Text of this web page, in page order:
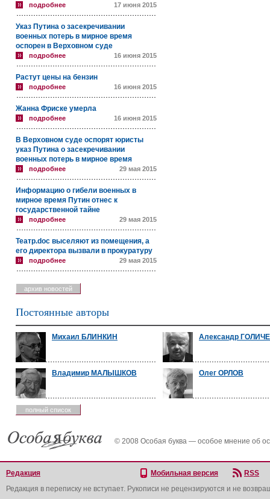
подробнее 17 июня 2015
Указ Путина о засекречивании
военных потерь в мирное время
оспорен в Верховном суде
подробнее 16 июня 2015
Растут цены на бензин
подробнее 16 июня 2015
Жанна Фриске умерла
подробнее 16 июня 2015
В Верховном суде оспорят юристы
указ Путина о засекречивании
военных потерь в мирное время
подробнее 29 мая 2015
Информацию о гибели военных в
мирное время Путин отнес к
государственной тайне
подробнее 29 мая 2015
Театр.doc выселяют из помещения, а
его директора вызвали в прокуратуру
подробнее 29 мая 2015
архив новостей
Постоянные авторы
Михаил БЛИНКИН Александр
Владимир МАЛЫШКОВ Олег ОРЛОВ
полный список
© 2008 Особая буква — особое мнение об
Редакция Мобильная версия
RSS
Редакция в переписку не вступает. Рукописи не рецензируются и не